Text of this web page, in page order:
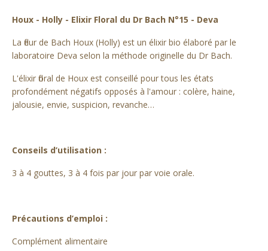
Houx - Holly - Elixir Floral du Dr Bach N°15 - Deva
La fleur de Bach Houx (Holly) est un élixir bio élaboré par le
laboratoire Deva selon la méthode originelle du Dr Bach.
L'élixir floral de Houx est conseillé pour tous les états
profondément négatifs opposés à l'amour : colère, haine,
jalousie, envie, suspicion, revanche…
Conseils d’utilisation :
3 à 4 gouttes, 3 à 4 fois par jour par voie orale.
Précautions d’emploi :
Complément alimentaire